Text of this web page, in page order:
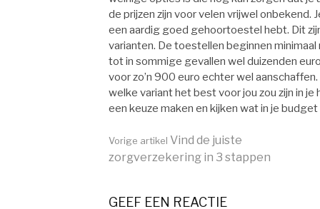
de prijzen zijn voor velen vrijwel onbekend.
een aardig goed gehoortoestel hebt. Dit
varianten. De toestellen beginnen
tot in sommige gevallen wel duizenden
voor zo’n 900 euro echter wel
welke variant het best voor jou zou zijn in
een keuze maken en kijken wat in je
Verder
Vorige artikel Vind de juiste
zorgverzekering in 3 stappen
GEEF EEN REACTIE